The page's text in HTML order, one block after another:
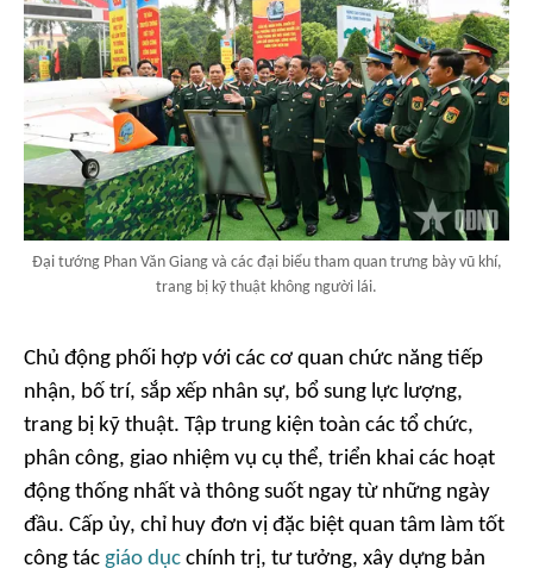
Đại tướng Phan Văn Giang và các đại biểu tham quan trưng bày vũ khí,
trang bị kỹ thuật không người lái.
Chủ động phối hợp với các cơ quan chức năng tiếp
nhận, bố trí, sắp xếp nhân sự, bổ sung lực lượng,
trang bị kỹ thuật. Tập trung kiện toàn các tổ chức,
phân công, giao nhiệm vụ cụ thể, triển khai các hoạt
động thống nhất và thông suốt ngay từ những ngày
đầu. Cấp ủy, chỉ huy đơn vị đặc biệt quan tâm làm tốt
công tác giáo dục chính trị, tư tưởng, xây dựng bản